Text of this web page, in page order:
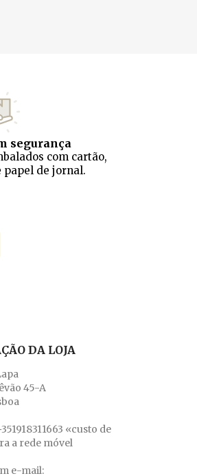
segurança
com cartão,
papel de jornal.
DA LOJA
45-A
«custo de
a rede móvel
e-mail: